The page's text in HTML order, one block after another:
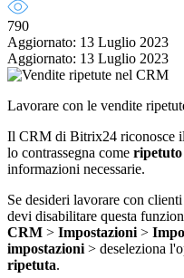
790
Aggiornato: 13 Luglio 2023
Aggiornato: 13 Luglio 2023
Lavorare con le vendite
Il CRM di Bitrix24 riconosce
lo contrassegna come ripetuto
informazioni necessarie.
Se desideri lavorare con
devi disabilitare questa
CRM > Impostazioni>
impostazioni> deseleziona
ripetuta.